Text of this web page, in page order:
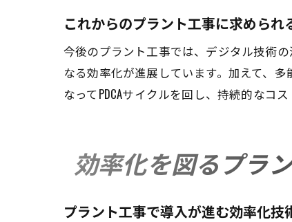
これからのプラント工事に求められ
今後のプラント工事では、デジタル技術
なる効率化が進展しています。加えて、
なってPDCAサイクルを回し、持続的なコ
効率化を図るプラ
プラント工事で導入が進む効率化技